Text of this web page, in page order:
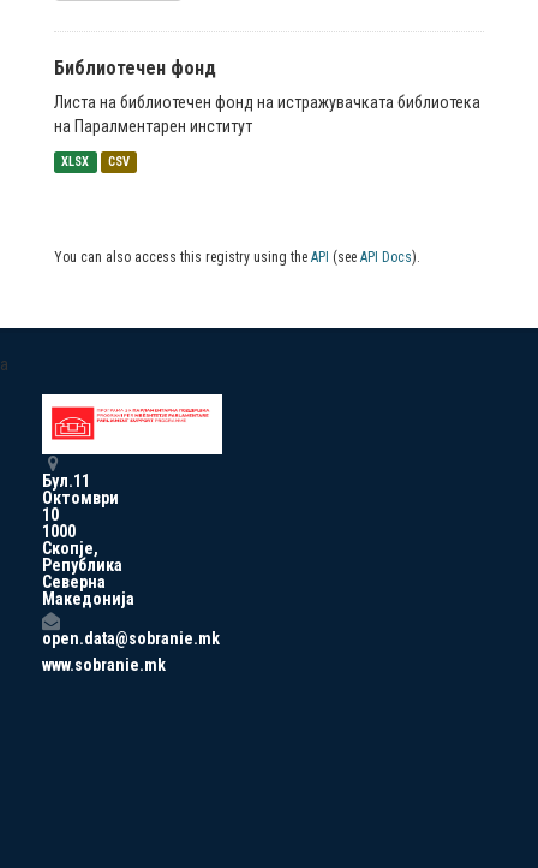
Библиотечен фонд
Листа на библиотечен фонд на истражувачката библиотека
на Паралментарен институт
XLSX CSV
You can also access this registry using the API (see API Docs).
a
Бул.11
Октомври
10
1000
Скопје,
Република
Северна
Македонија
open.data@sobranie.mk
www.sobranie.mk